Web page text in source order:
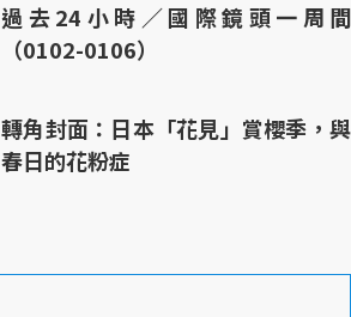
過去24小時／國際鏡頭一周間
（0102-0106）
轉角封面：日本「花見」賞櫻季，與
春日的花粉症